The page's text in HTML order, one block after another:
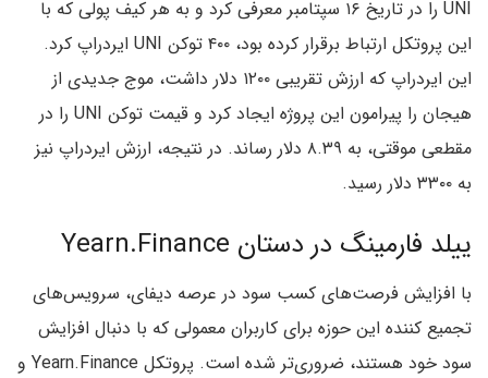
UNI را در تاریخ ۱۶ سپتامبر معرفی کرد و به هر کیف پولی که با
این پروتکل ارتباط برقرار کرده بود، ۴۰۰ توکن UNI ایردراپ کرد.
این ایردراپ که ارزش تقریبی ۱۲۰۰ دلار داشت، موج جدیدی از
هیجان را پیرامون این پروژه ایجاد کرد و قیمت توکن UNI را در
مقطعی موقتی، به ۸.۳۹ دلار رساند. در نتیجه، ارزش ایردراپ نیز
به ۳۳۰۰ دلار رسید.
ییلد فارمینگ در دستان Yearn.Finance
با افزایش فرصت‌های کسب سود در عرصه دیفای، سرویس‌های
تجمیع کننده این حوزه برای کاربران معمولی که با دنبال افزایش
سود خود هستند، ضروری‌تر شده است. پروتکل Yearn.Finance و